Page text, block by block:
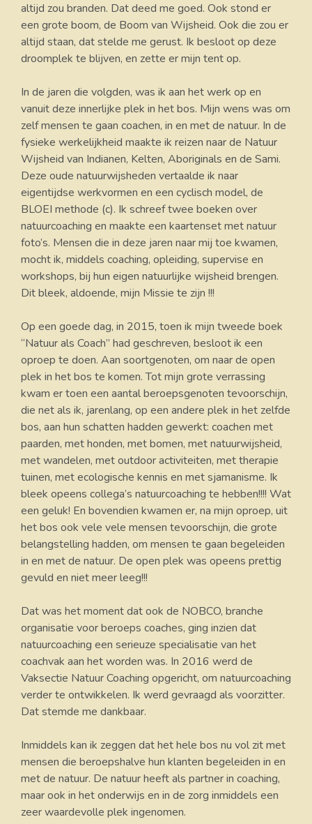
altijd zou branden. Dat deed me goed. Ook stond er
een grote boom, de Boom van Wijsheid. Ook die zou er
altijd staan, dat stelde me gerust. Ik besloot op deze
droomplek te blijven, en zette er mijn tent op.
In de jaren die volgden, was ik aan het werk op en
vanuit deze innerlijke plek in het bos. Mijn wens was om
zelf mensen te gaan coachen, in en met de natuur. In de
fysieke werkelijkheid maakte ik reizen naar de Natuur
Wijsheid van Indianen, Kelten, Aboriginals en de Sami.
Deze oude natuurwijsheden vertaalde ik naar
eigentijdse werkvormen en een cyclisch model, de
BLOEI methode (c). Ik schreef twee boeken over
natuurcoaching en maakte een kaartenset met natuur
foto’s. Mensen die in deze jaren naar mij toe kwamen,
mocht ik, middels coaching, opleiding, supervise en
workshops, bij hun eigen natuurlijke wijsheid brengen.
Dit bleek, aldoende, mijn Missie te zijn !!!
Op een goede dag, in 2015, toen ik mijn tweede boek
“Natuur als Coach” had geschreven, besloot ik een
oproep te doen. Aan soortgenoten, om naar de open
plek in het bos te komen. Tot mijn grote verrassing
kwam er toen een aantal beroepsgenoten tevoorschijn,
die net als ik, jarenlang, op een andere plek in het zelfde
bos, aan hun schatten hadden gewerkt: coachen met
paarden, met honden, met bomen, met natuurwijsheid,
met wandelen, met outdoor activiteiten, met therapie
tuinen, met ecologische kennis en met sjamanisme. Ik
bleek opeens collega’s natuurcoaching te hebben!!!! Wat
een geluk! En bovendien kwamen er, na mijn oproep, uit
het bos ook vele vele mensen tevoorschijn, die grote
belangstelling hadden, om mensen te gaan begeleiden
in en met de natuur. De open plek was opeens prettig
gevuld en niet meer leeg!!!
Dat was het moment dat ook de NOBCO, branche
organisatie voor beroeps coaches, ging inzien dat
natuurcoaching een serieuze specialisatie van het
coachvak aan het worden was. In 2016 werd de
Vaksectie Natuur Coaching opgericht, om natuurcoaching
verder te ontwikkelen. Ik werd gevraagd als voorzitter.
Dat stemde me dankbaar.
Inmiddels kan ik zeggen dat het hele bos nu vol zit met
mensen die beroepshalve hun klanten begeleiden in en
met de natuur. De natuur heeft als partner in coaching,
maar ook in het onderwijs en in de zorg inmiddels een
zeer waardevolle plek ingenomen.